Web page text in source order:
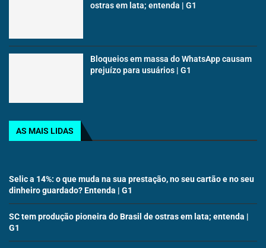
ostras em lata; entenda | G1
Bloqueios em massa do WhatsApp causam
prejuízo para usuários | G1
AS MAIS LIDAS
Selic a 14%: o que muda na sua prestação, no seu cartão e no seu
dinheiro guardado? Entenda | G1
SC tem produção pioneira do Brasil de ostras em lata; entenda |
G1